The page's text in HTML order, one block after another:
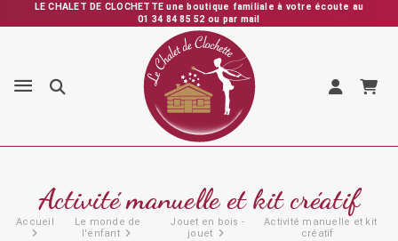
LE CHALET DE CLOCHETTE une boutique familiale à votre écoute au
01 34 84 85 52 ou par mail
Expédition rapide depuis la France – Vérification et emballage
soignés – SAV personnalisé et réactif
Activité manuelle et kit créatif
Accueil
Le monde de
l'enfant
Jouet en bois -
jouet
Activité manuelle et kit
créatif